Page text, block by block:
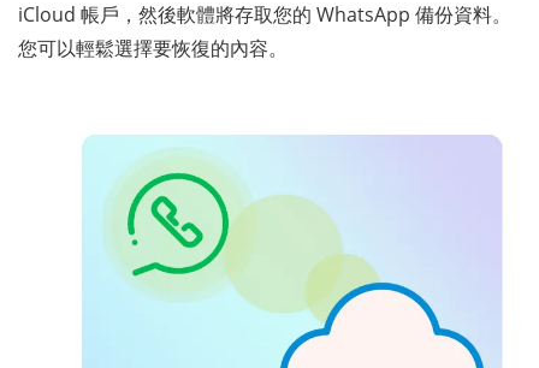
iCloud 帳戶，然後軟體將存取您的 WhatsApp 備份資料。
您可以輕鬆選擇要恢復的內容。